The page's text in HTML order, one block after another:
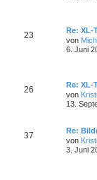
23
Re: XL-
von
6. Juni
26
Re: XL-
von
13.
37
Re:
von
3. Juni